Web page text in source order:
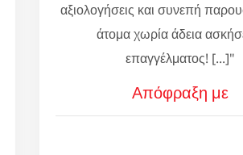
αξιολογήσεις και συνεπή
άτομα χωρία άδεια
επαγγέλματος! [...]"
Απόφραξη με